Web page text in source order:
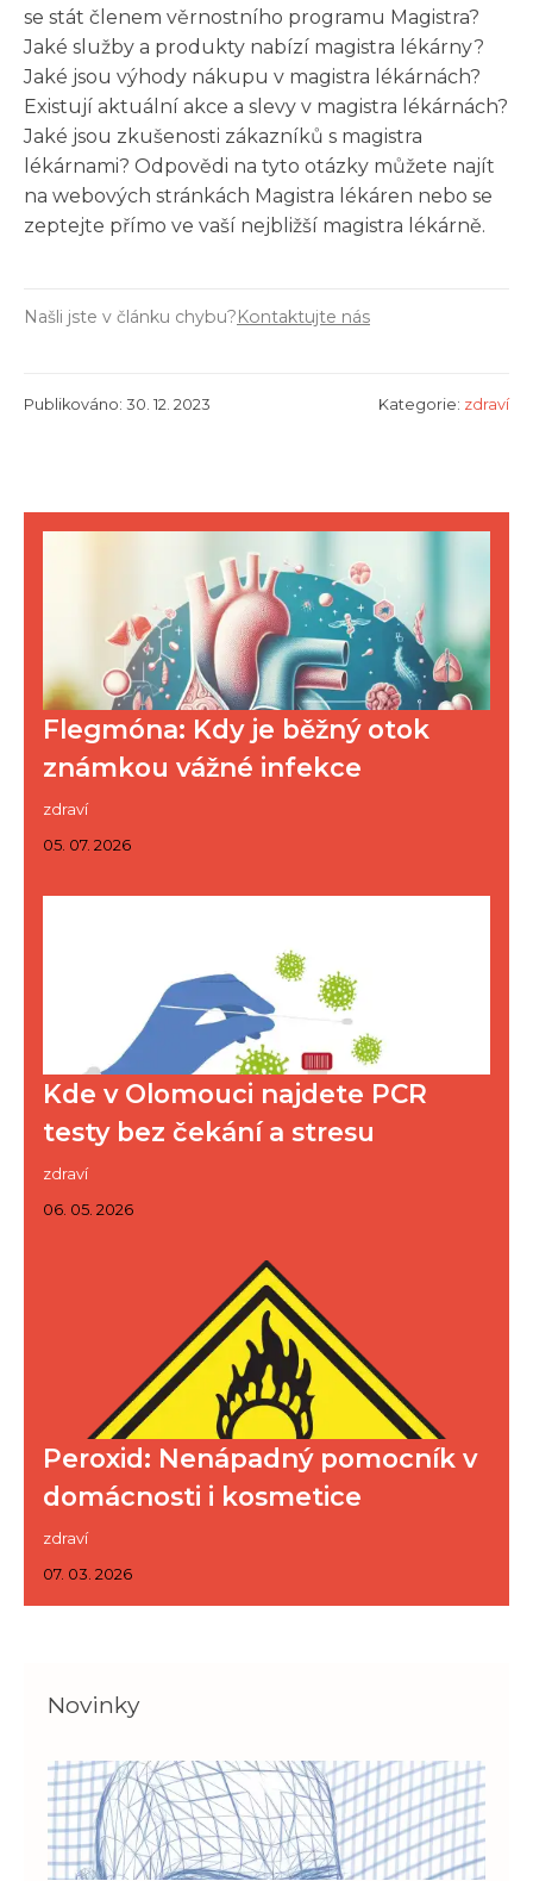
se stát členem věrnostního programu Magistra?
Jaké služby a produkty nabízí magistra lékárny?
Jaké jsou výhody nákupu v magistra lékárnách?
Existují aktuální akce a slevy v magistra lékárnách?
Jaké jsou zkušenosti zákazníků s magistra
lékárnami? Odpovědi na tyto otázky můžete najít
na webových stránkách Magistra lékáren nebo se
zeptejte přímo ve vaší nejbližší magistra lékárně.
Našli jste v článku chybu?Kontaktujte nás
Publikováno: 30. 12. 2023 Kategorie: zdraví
Flegmóna: Kdy je běžný otok
známkou vážné infekce
zdraví
05. 07. 2026
Kde v Olomouci najdete PCR
testy bez čekání a stresu
zdraví
06. 05. 2026
Peroxid: Nenápadný pomocník v
domácnosti i kosmetice
zdraví
07. 03. 2026
Novinky